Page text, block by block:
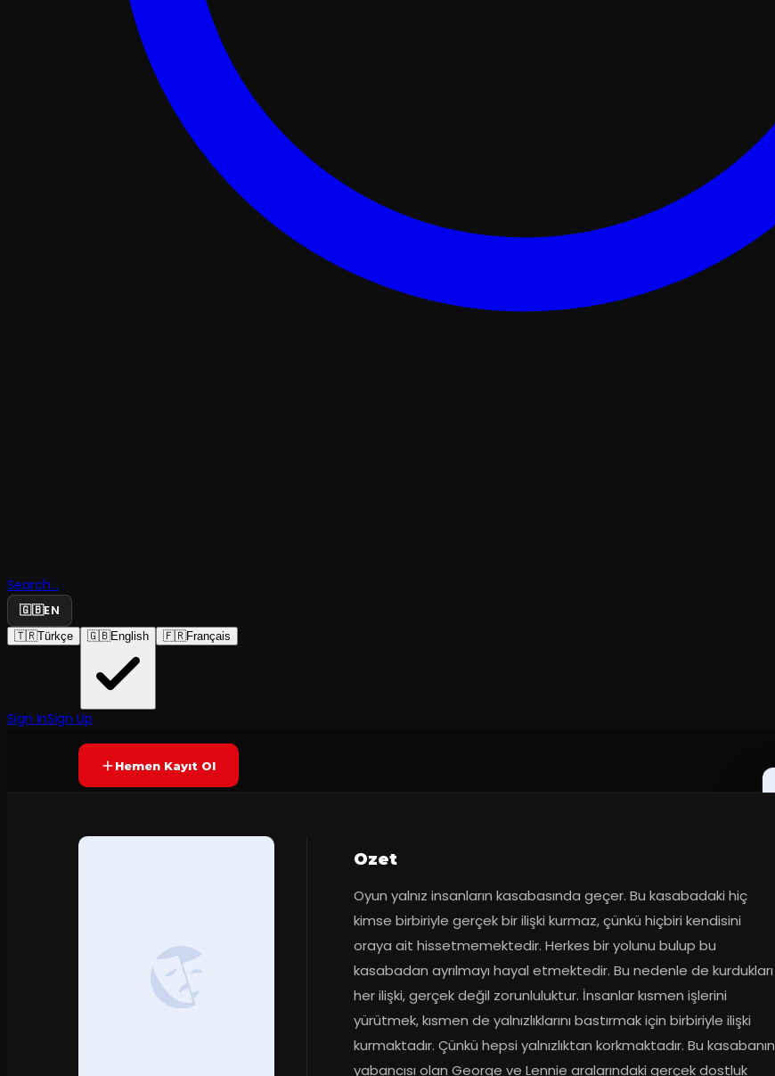
Search...
🇬🇧EN
🇹🇷Türkçe 🇬🇧English 🇫🇷Français
Sign InSign Up
İnsanlar
Kocaeli Şehir Tiyatroları
YAKINDA
Hemen Kayıt Ol
Ozet
Oyun yalnız insanların kasabasında geçer. Bu kasabadaki hiç
kimse birbiriyle gerçek bir ilişki kurmaz, çünkü hiçbiri kendisini
oraya ait hissetmemektedir. Herkes bir yolunu bulup bu
kasabadan ayrılmayı hayal etmektedir. Bu nedenle de kurdukları
her ilişki, gerçek değil zorunluluktur. İnsanlar kısmen işlerini
yürütmek, kısmen de yalnızlıklarını bastırmak için birbiriyle ilişki
kurmaktadır. Çünkü hepsi yalnızlıktan korkmaktadır. Bu kasabanın
yabancısı olan George ve Lennie aralarındaki gerçek dostluk